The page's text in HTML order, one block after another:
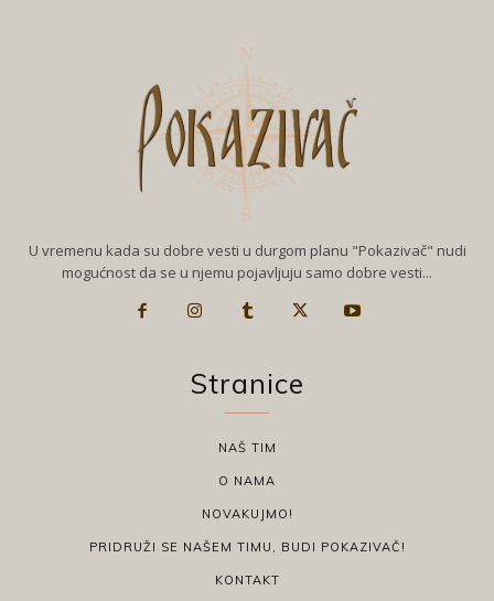
U vremenu kada su dobre vesti u durgom planu "Pokazivač" nudi
mogućnost da se u njemu pojavljuju samo dobre vesti...
Stranice
NAŠ TIM
O NAMA
NOVAKUJMO!
PRIDRUŽI SE NAŠEM TIMU, BUDI POKAZIVAČ!
KONTAKT